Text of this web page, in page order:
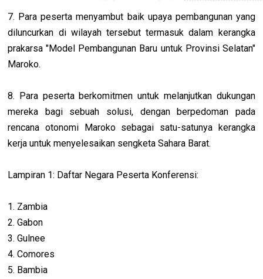
7. Para peserta menyambut baik upaya pembangunan yang
diluncurkan di wilayah tersebut termasuk dalam kerangka
prakarsa "Model Pembangunan Baru untuk Provinsi Selatan"
Maroko.
8. Para peserta berkomitmen untuk melanjutkan dukungan
mereka bagi sebuah solusi, dengan berpedoman pada
rencana otonomi Maroko sebagai satu-satunya kerangka
kerja untuk menyelesaikan sengketa Sahara Barat.
Lampiran 1: Daftar Negara Peserta Konferensi:
1. Zambia
2. Gabon
3. Gulnee
4. Comores
5. Bambia